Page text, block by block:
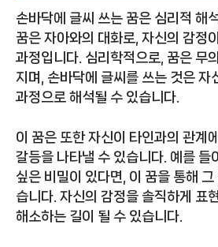
손바닥에 글씨 쓰는 꿈은 심리적 해
꿈은 자아와의 대화로, 자신의 감정
과정입니다. 심리학적으로, 꿈은 무
지며, 손바닥에 글씨를 쓰는 것은 자
과정으로 해석될 수 있습니다.
이 꿈은 또한 자신이 타인과의 관계
갈등을 나타낼 수 있습니다. 예를 들
싶은 비밀이 있다면, 이 꿈을 통해 그
습니다. 자신의 감정을 솔직하게 표
해소하는 길이 될 수 있습니다.